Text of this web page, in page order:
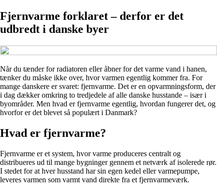
Fjernvarme forklaret – derfor er det
udbredt i danske byer
Når du tænder for radiatoren eller åbner for det varme vand i hanen,
tænker du måske ikke over, hvor varmen egentlig kommer fra. For
mange danskere er svaret: fjernvarme. Det er en opvarmningsform, der
i dag dækker omkring to tredjedele af alle danske husstande – især i
byområder. Men hvad er fjernvarme egentlig, hvordan fungerer det, og
hvorfor er det blevet så populært i Danmark?
Hvad er fjernvarme?
Fjernvarme er et system, hvor varme produceres centralt og
distribueres ud til mange bygninger gennem et netværk af isolerede rør.
I stedet for at hver husstand har sin egen kedel eller varmepumpe,
leveres varmen som varmt vand direkte fra et fjernvarmeværk.